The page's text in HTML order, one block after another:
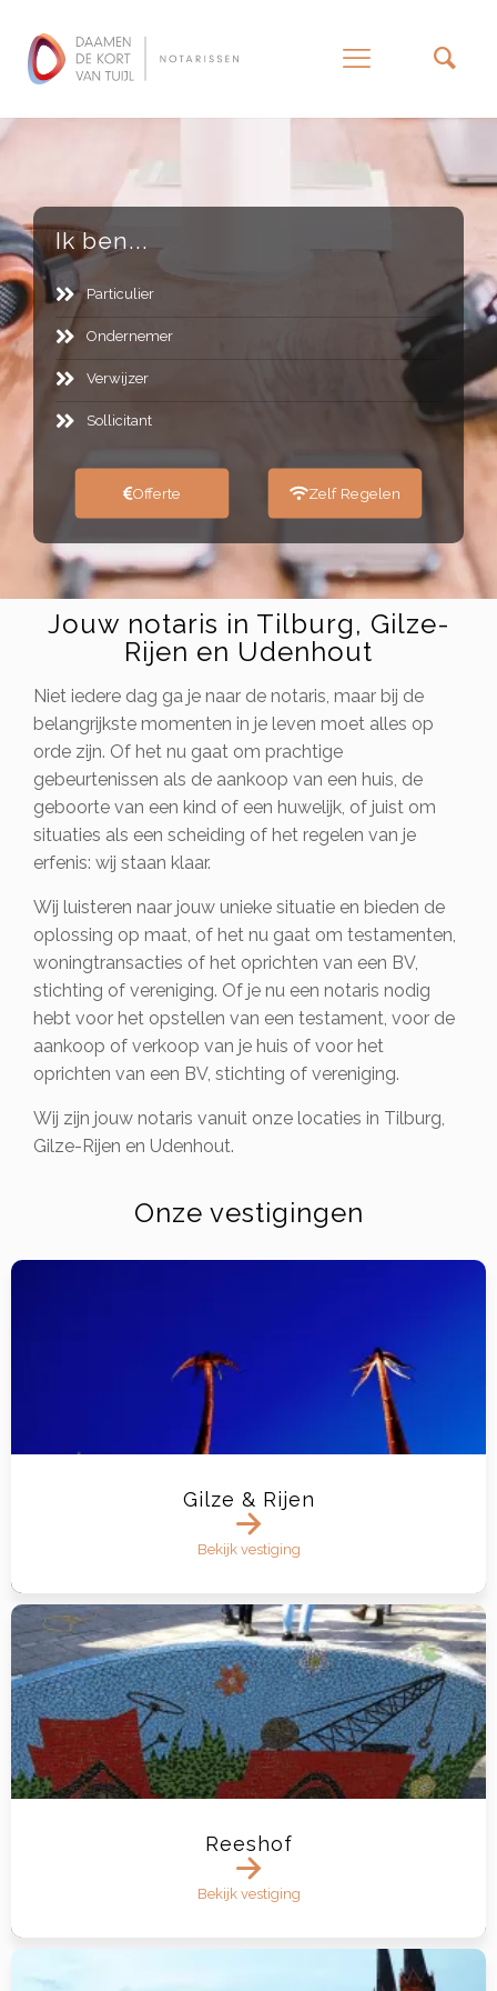
Ik ben...
Particulier
Ondernemer
Verwijzer
Sollicitant
Offerte Zelf Regelen
Jouw notaris in Tilburg, Gilze-
Rijen en Udenhout
Niet iedere dag ga je naar de notaris, maar bij de
belangrijkste momenten in je leven moet alles op
orde zijn. Of het nu gaat om prachtige
gebeurtenissen als de aankoop van een huis, de
geboorte van een kind of een huwelijk, of juist om
situaties als een scheiding of het regelen van je
erfenis: wij staan klaar.
Wij luisteren naar jouw unieke situatie en bieden de
oplossing op maat, of het nu gaat om testamenten,
woningtransacties of het oprichten van een BV,
stichting of vereniging. Of je nu een notaris nodig
hebt voor het opstellen van een testament, voor de
aankoop of verkoop van je huis of voor het
oprichten van een BV, stichting of vereniging.
Wij zijn jouw notaris vanuit onze locaties in Tilburg,
Gilze-Rijen en Udenhout.
Onze vestigingen
Gilze & Rijen
Bekijk vestiging
Reeshof
Bekijk vestiging